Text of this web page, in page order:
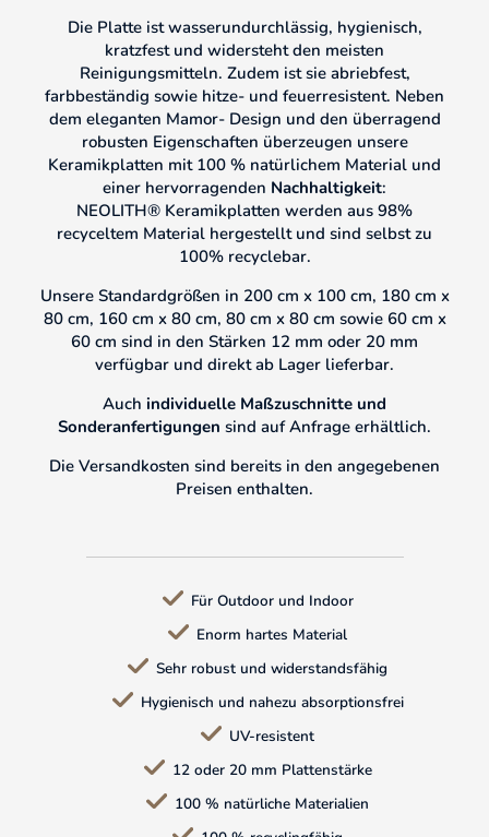
Die Platte ist wasserundurchlässig, hygienisch,
kratzfest und widersteht den meisten
Reinigungsmitteln. Zudem ist sie abriebfest,
farbbeständig sowie hitze- und feuerresistent. Neben
dem eleganten Mamor- Design und den überragend
robusten Eigenschaften überzeugen unsere
Keramikplatten mit 100 % natürlichem Material und
einer hervorragenden Nachhaltigkeit:
NEOLITH® Keramikplatten werden aus 98%
recyceltem Material hergestellt und sind selbst zu
100% recyclebar.
Unsere Standardgrößen in 200 cm x 100 cm, 180 cm x
80 cm, 160 cm x 80 cm, 80 cm x 80 cm sowie 60 cm x
60 cm sind in den Stärken 12 mm oder 20 mm
verfügbar und direkt ab Lager lieferbar.
Auch individuelle Maßzuschnitte und
Sonderanfertigungen sind auf Anfrage erhältlich.
Die Versandkosten sind bereits in den angegebenen
Preisen enthalten.
Für Outdoor und Indoor
Enorm hartes Material
Sehr robust und widerstandsfähig
Hygienisch und nahezu absorptionsfrei
UV-resistent
12 oder 20 mm Plattenstärke
100 % natürliche Materialien